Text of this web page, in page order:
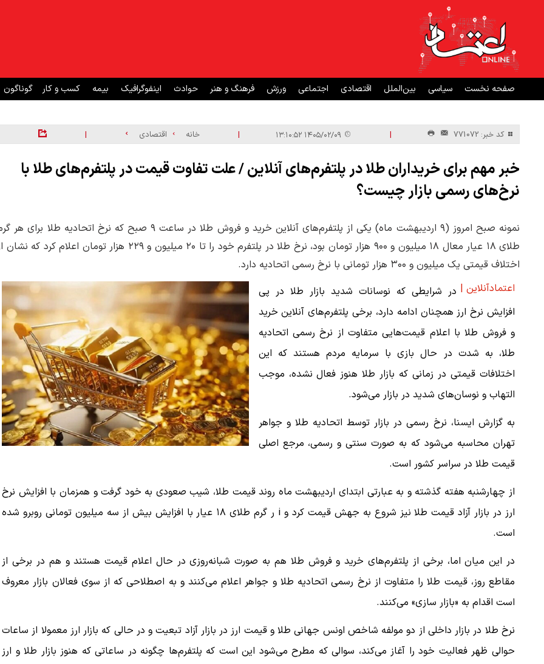
صفحه نخست سیاسی بین‌الملل اقتصادی اجتماعی ورزش فرهنگ و هنر حوادث اینفوگرافیک بیمه کسب و کار گوناگون
کد خبر: 771072 | ۱۴۰۵/۰۲/۰۹ ۱۳:۱۰:۵۲ | خانه اقتصادی |
خبر مهم برای خریداران طلا در پلتفرم‌های آنلاین / علت تفاوت قیمت در پلتفرم‌های طلا با
نرخ‌های رسمی بازار چیست؟
نمونه صبح امروز (۹ اردیبهشت ماه) یکی از پلتفرم‌های آنلاین خرید و فروش طلا در ساعت ۹ صبح که نرخ اتحادیه طلا برای
طلای ۱۸ عیار معال ۱۸ میلیون و ۹۰۰ هزار تومان بود، نرخ طلا در پلتفرم خود را تا ۲۰ میلیون و ۲۲۹ هزار تومان اعلام کرد که
اختلاف قیمتی یک میلیون و ۳۰۰ هزار تومانی با نرخ رسمی اتحادیه دارد.
اعتمادآنلاین | در شرایطی که نوسانات شدید بازار طلا در پی
افزایش نرخ ارز همچنان ادامه دارد، برخی پلتفرم‌های آنلاین خرید
و فروش طلا با اعلام قیمت‌هایی متفاوت از نرخ رسمی اتحادیه
طلا، به شدت در حال بازی با سرمایه مردم هستند که این
اختلافات قیمتی در زمانی که بازار طلا هنوز فعال نشده، موجب
التهاب و نوسان‌های شدید در بازار می‌شود.
به گزارش ایسنا، نرخ رسمی در بازار توسط اتحادیه طلا و جواهر
تهران محاسبه می‌شود که به صورت سنتی و رسمی، مرجع اصلی
قیمت طلا در سراسر کشور است.
از چهارشنبه هفته گذشته و به عبارتی ابتدای اردیبهشت ماه روند قیمت طلا، شیب صعودی به خود گرفت و همزمان با افزایش نرخ
ارز در بازار آزاد قیمت طلا نیز شروع به جهش قیمت کرد و i ر گرم طلای ۱۸ عیار با افزایش بیش از سه میلیون تومانی روبرو شده
است.
در این میان اما، برخی از پلتفرم‌های خرید و فروش طلا هم به صورت شبانه‌روزی در حال اعلام قیمت هستند و هم در برخی از
مقاطع روز، قیمت طلا را متفاوت از نرخ رسمی اتحادیه طلا و جواهر اعلام می‌کنند و به اصطلاحی که از سوی فعالان بازار معروف
است اقدام به «بازار سازی» می‌کنند.
نرخ طلا در بازار داخلی از دو مولفه شاخص اونس جهانی طلا و قیمت ارز در بازار آزاد تبعیت و در حالی که بازار ارز معمولا از ساعات
حوالی ظهر فعالیت خود را آغاز می‌کند، سوالی که مطرح می‌شود این است که پلتفرم‌ها چگونه در ساعاتی که هنوز بازار طلا و ارز